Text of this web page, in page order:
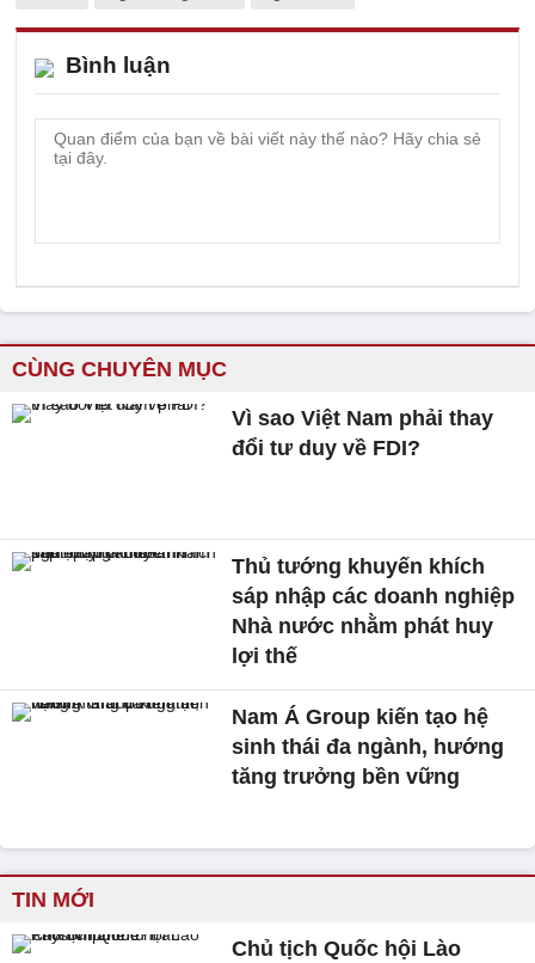
Bình luận
CÙNG CHUYÊN MỤC
Vì sao Việt Nam phải thay
đổi tư duy về FDI?
Thủ tướng khuyến khích
sáp nhập các doanh nghiệp
Nhà nước nhằm phát huy
lợi thế
Nam Á Group kiến tạo hệ
sinh thái đa ngành, hướng
tăng trưởng bền vững
TIN MỚI
Chủ tịch Quốc hội Lào